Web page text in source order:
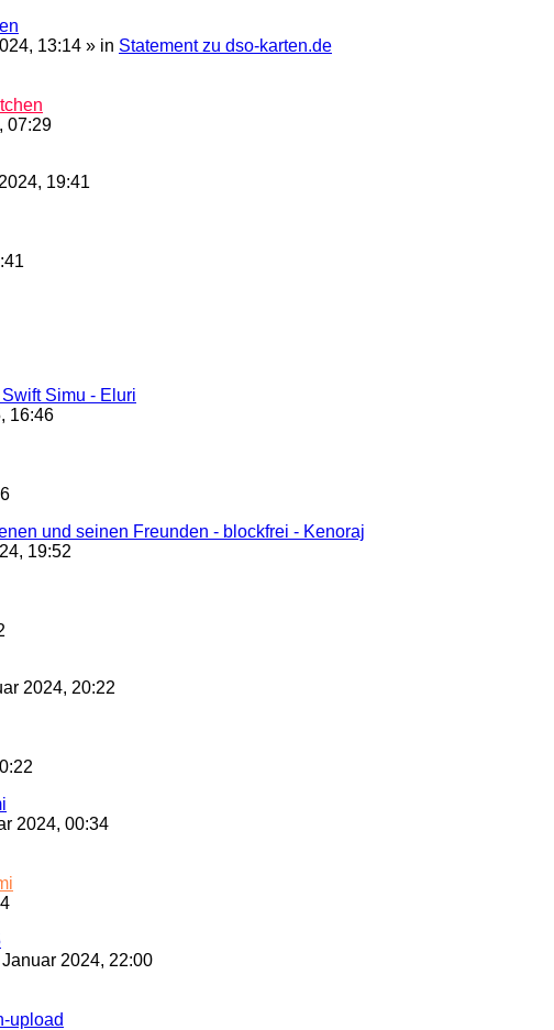
13:14 » in Statement zu dso-karten.de
07:29
19:41
Simu - Eluri
16:46
und seinen Freunden - blockfrei - Kenoraj
19:52
2024, 20:22
2024, 00:34
2024, 22:00
upload